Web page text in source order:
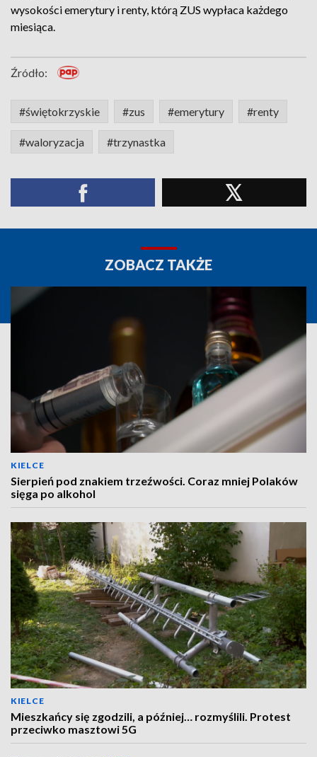
wysokości emerytury i renty, którą ZUS wypłaca każdego
miesiąca.
Źródło:
#świętokrzyskie #zus #emerytury #renty
#waloryzacja #trzynastka
ZOBACZ TAKŻE
KIELCE
Sierpień pod znakiem trzeźwości. Coraz mniej Polaków
sięga po alkohol
KIELCE
Mieszkańcy się zgodzili, a później… rozmyślili. Protest
przeciwko masztowi 5G